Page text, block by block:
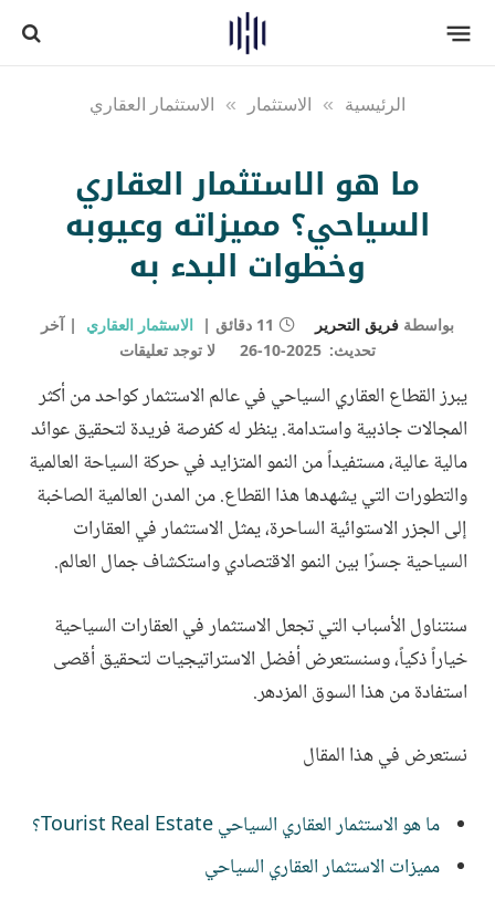
الرئيسية » الاستثمار » الاستثمار العقاري
ما هو الاستثمار العقاري
السياحي؟ مميزاته وعيوبه
وخطوات البدء به
بواسطة فريق التحرير 11 دقائق الاستثمار العقاري
آخر
تحديث: 2025-10-26 لا توجد تعليقات
يبرز القطاع العقاري السياحي في عالم الاستثمار كواحد من أكثر
المجالات جاذبية واستدامة. ينظر له كفرصة فريدة لتحقيق عوائد
مالية عالية، مستفيداً من النمو المتزايد في حركة السياحة العالمية
والتطورات التي يشهدها هذا القطاع. من المدن العالمية الصاخبة
إلى الجزر الاستوائية الساحرة، يمثل الاستثمار في العقارات
السياحية جسرًا بين النمو الاقتصادي واستكشاف جمال العالم.
سنتناول الأسباب التي تجعل الاستثمار في العقارات السياحية
خياراً ذكياً، وسنستعرض أفضل الاستراتيجيات لتحقيق أقصى
استفادة من هذا السوق المزدهر.
نستعرض في هذا المقال
ما هو الاستثمار العقاري السياحي Tourist Real Estate؟
مميزات الاستثمار العقاري السياحي